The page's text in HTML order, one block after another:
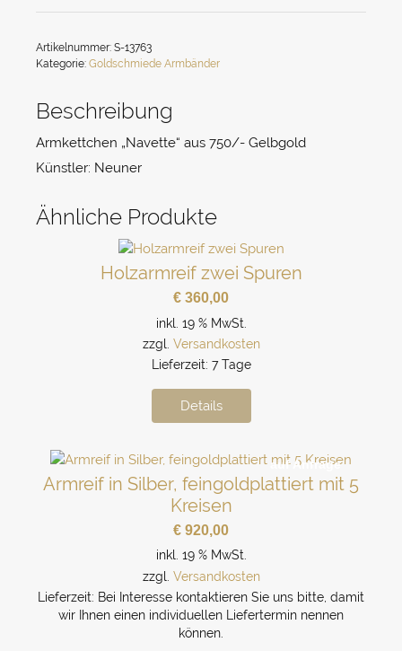
Menge
Artikelnummer: S-13763
Kategorie: Goldschmiede Armbänder
Beschreibung
Armkettchen „Navette“ aus 750/- Gelbgold
Künstler: Neuner
Ähnliche Produkte
Holzarmreif zwei Spuren
€ 360,00
inkl. 19 % MwSt.
zzgl. Versandkosten
Lieferzeit: 7 Tage
Details
auf Anfrage
Armreif in Silber, feingoldplattiert mit 5
Kreisen
€ 920,00
inkl. 19 % MwSt.
zzgl. Versandkosten
Lieferzeit: Bei Interesse kontaktieren Sie uns bitte, damit
wir Ihnen einen individuellen Liefertermin nennen
können.